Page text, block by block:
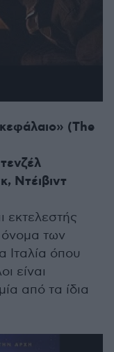
(The
Ντέιβιντ
εκτελεστής
όνομα των
όπου
είναι
από τα ίδια